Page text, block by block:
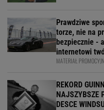
Prawdziwe
torze, nie na
bezpiecznie -
internetowi
MATERIAŁ
REKORD
NAJSZYBSZE
DESCE